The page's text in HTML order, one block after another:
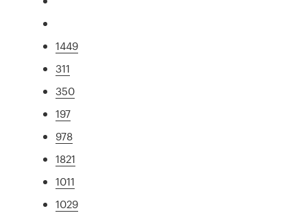
1449
311
350
197
978
1821
1011
1029